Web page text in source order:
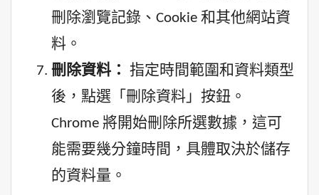
刪除瀏覽記錄、Cookie 和其他網站資
料。
刪除資料：
指定時間範圍和資料類型
後，點選「刪除資料」按鈕。
Chrome 將開始刪除所選數據，這可
能需要幾分鐘時間，具體取決於儲存
的資料量。